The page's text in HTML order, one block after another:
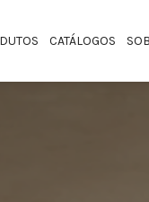
CATÁLOGOS